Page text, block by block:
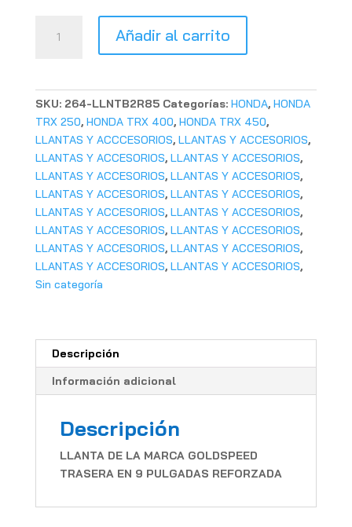
GOLDSPEED
Añadir al carrito
SKU: 264-LLNTB2R85 Categorías: HONDA, HONDA
TRX 250, HONDA TRX 400, HONDA TRX 450,
LLANTAS Y ACCCESORIOS, LLANTAS Y ACCESORIOS,
LLANTAS Y ACCESORIOS, LLANTAS Y ACCESORIOS,
LLANTAS Y ACCESORIOS, LLANTAS Y ACCESORIOS,
LLANTAS Y ACCESORIOS, LLANTAS Y ACCESORIOS,
LLANTAS Y ACCESORIOS, LLANTAS Y ACCESORIOS,
LLANTAS Y ACCESORIOS, LLANTAS Y ACCESORIOS,
LLANTAS Y ACCESORIOS, LLANTAS Y ACCESORIOS,
LLANTAS Y ACCESORIOS, LLANTAS Y ACCESORIOS,
Sin categoría
Descripción
Información adicional
Descripción
LLANTA DE LA MARCA GOLDSPEED
TRASERA EN 9 PULGADAS REFORZADA